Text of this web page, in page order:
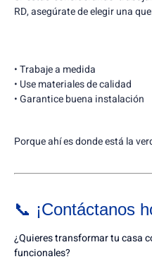
RD, asegúrate de elegir una
• Trabaje a medida
• Use materiales de calidad
• Garantice buena instalación
Porque ahí es donde está la
📞 ¡Contáctanos
¿Quieres transformar tu casa
funcionales?